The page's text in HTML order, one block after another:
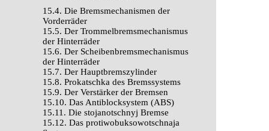
15.4. Die Bremsmechanismen der
Vorderräder
15.5. Der Trommelbremsmechanismus
der Hinterräder
15.6. Der Scheibenbremsmechanismus
der Hinterräder
15.7. Der Hauptbremszylinder
15.8. Prokatschka des Bremssystems
15.9. Der Verstärker der Bremsen
15.10. Das Antiblocksystem (ABS)
15.11. Die stojanotschnyj Bremse
15.12. Das protiwobuksowotschnaja